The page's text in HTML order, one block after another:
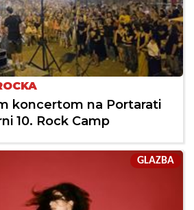
koncertom na Portarati
10. Rock Camp
GLAZBA